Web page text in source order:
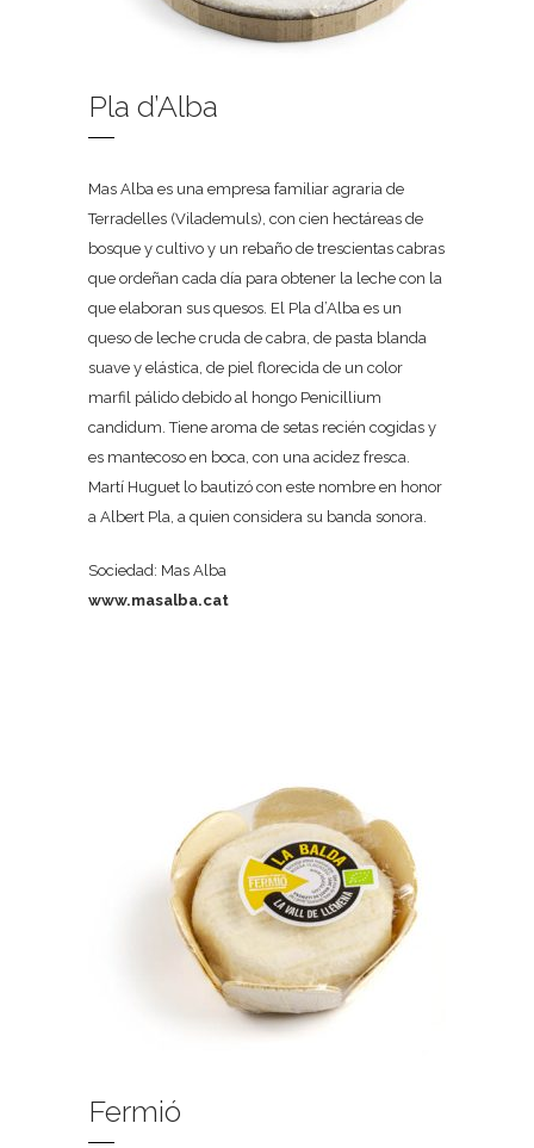
Pla d’Alba
Mas Alba es una empresa familiar agraria de
Terradelles (Vilademuls), con cien hectáreas de
bosque y cultivo y un rebaño de trescientas cabras
que ordeñan cada día para obtener la leche con la
que elaboran sus quesos. El Pla d’Alba es un
queso de leche cruda de cabra, de pasta blanda
suave y elástica, de piel florecida de un color
marfil pálido debido al hongo Penicillium
candidum. Tiene aroma de setas recién cogidas y
es mantecoso en boca, con una acidez fresca.
Martí Huguet lo bautizó con este nombre en honor
a Albert Pla, a quien considera su banda sonora.
Sociedad: Mas Alba
www.masalba.cat
Fermió